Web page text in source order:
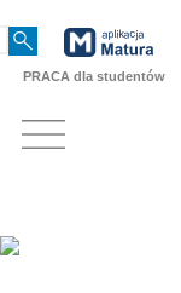
PRACA dla studentów